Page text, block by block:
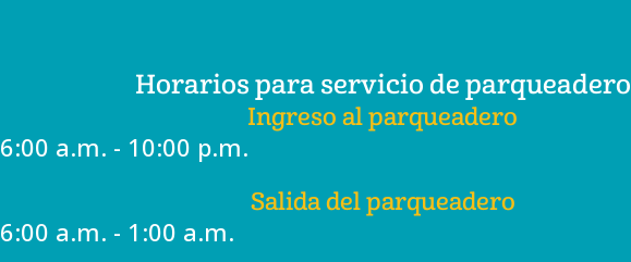
Horarios para servicio de parqueadero
Ingreso al parqueadero
6:00 a.m. - 10:00 p.m.
Salida del parqueadero
6:00 a.m. - 1:00 a.m.